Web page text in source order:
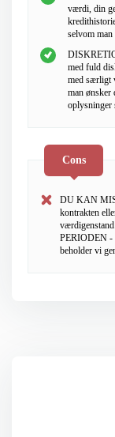
værdi, din
selvom
med fuld
med særligt
man ønsker
oplysninger
Cons
DU KAN
kontrakten
PERIODEN -
beholder vi